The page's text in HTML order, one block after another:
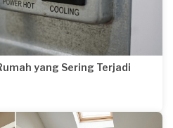
yang Sering Terjadi